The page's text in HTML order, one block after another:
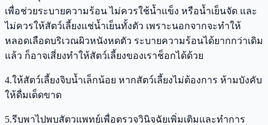
เพื่อช่วยระบายความร้อน ไม่ควรใช้น้ำแข็ง หรือน้ำเย็นจัด และ
ไม่ควรให้สัตว์เลี้ยงแช่น้ำเย็นทั้งตัว เพราะนอกจากจะทำให้
หลอดเลือดบริเวณผิวหนังหดตัว ระบายความร้อนได้ยากกว่าเดิม
แล้ว ก็อาจเสี่ยงทำให้สัตว์เลี้ยงของเราช็อกได้ด้วย
4.ให้สัตว์เลี้ยงจิบน้ำเล็กน้อย หากสัตว์เลี้ยงไม่ต้องการ ห้ามบังคับ
ให้ดื่มเด็ดขาด
5.รีบพาไปพบสัตวแพทย์เพื่อตรวจวินิจฉัยเพิ่มเติมและทำการ